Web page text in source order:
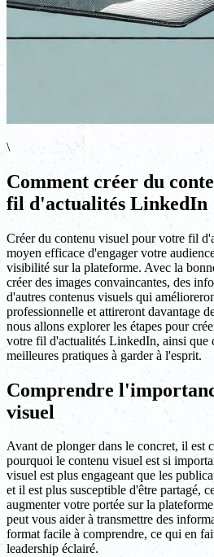
\
Comment créer du
fil d'actualités LinkedIn
Créer du contenu visuel pour votre fil
moyen efficace d'engager votre
visibilité sur la plateforme. Avec la
créer des images convaincantes, des
d'autres contenus visuels qui
professionnelle et attireront davantage
nous allons explorer les étapes pour
votre fil d'actualités LinkedIn, ainsi que
meilleures pratiques à garder à l'esprit.
Comprendre
visuel
Avant de plonger dans le concret, il est
pourquoi le contenu visuel est si
visuel est plus engageant que les
et il est plus susceptible d'être partagé,
augmenter votre portée sur la
peut vous aider à transmettre des
format facile à comprendre, ce qui en
leadership éclairé.